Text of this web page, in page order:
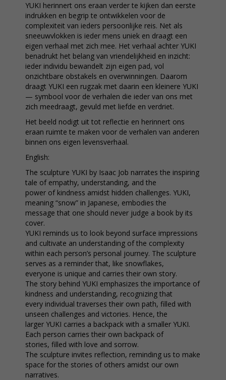
YUKI herinnert ons eraan verder te kijken dan eerste
indrukken en begrip te ontwikkelen voor de
complexiteit van ieders persoonlijke reis. Net als
sneeuwvlokken is ieder mens uniek en draagt een
eigen verhaal met zich mee. Het verhaal achter YUKI
benadrukt het belang van vriendelijkheid en inzicht:
ieder individu bewandelt zijn eigen pad, vol
onzichtbare obstakels en overwinningen. Daarom
draagt YUKI een rugzak met daarin een kleinere YUKI
— symbool voor de verhalen die ieder van ons met
zich meedraagt, gevuld met liefde en verdriet.
Het beeld nodigt uit tot reflectie en herinnert ons
eraan ruimte te maken voor de verhalen van anderen
binnen ons eigen levensverhaal.
English:
The sculpture YUKI by Isaac Job narrates the inspiring
tale of empathy, understanding, and the
power of kindness amidst hidden challenges. YUKI,
meaning “snow” in Japanese, embodies the
message that one should never judge a book by its
cover.
YUKI reminds us to look beyond surface impressions
and cultivate an understanding of the complexity
within each person’s personal journey. The sculpture
serves as a reminder that, like snowflakes,
everyone is unique and carries their own story.
The story behind YUKI emphasizes the importance of
kindness and understanding, recognizing that
every individual traverses their own path, filled with
unseen challenges and victories. Hence, the
larger YUKI carries a backpack with a smaller YUKI.
Each person carries their own backpack of
stories, filled with love and sorrow.
The sculpture invites reflection, reminding us to make
space for the stories of others amidst our own
narratives.